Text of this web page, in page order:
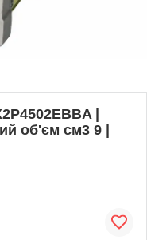
|
об'єм см3 9 |